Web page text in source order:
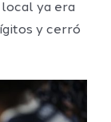
ya era
y cerró